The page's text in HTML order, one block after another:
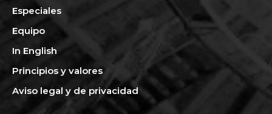
Especiales
Equipo
In English
Principios y valores
Aviso legal y de privacidad